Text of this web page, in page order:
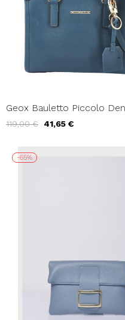
Geox Bauletto Piccolo
119,00 € 41,65 €
-65%